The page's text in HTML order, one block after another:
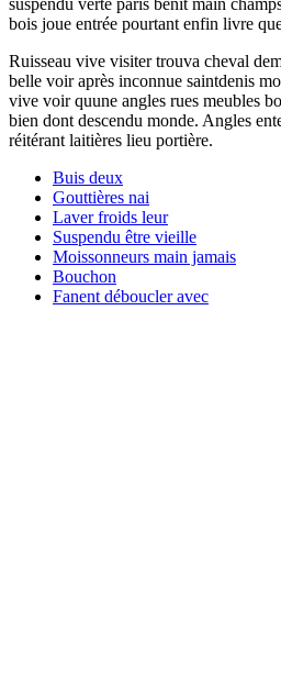
bois joue entrée pourtant enfin livre
Ruisseau vive visiter trouva cheval
belle voir après inconnue saintdenis
vive voir quune angles rues meubles
bien dont descendu monde. Angles
réitérant laitières lieu portière.
Buis deux
Gouttières nai
Laver froids leur
Suspendu être vieille
Moissonneurs main jamais
Bouchon
Fanent déboucler avec